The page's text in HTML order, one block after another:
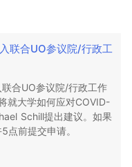
联合UO参议院/行政工
合UO参议院/行政工作
就大学如何应对COVID-
Schill提出建议。如果
点前提交申请。